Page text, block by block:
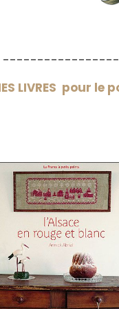
LIVRES pour le